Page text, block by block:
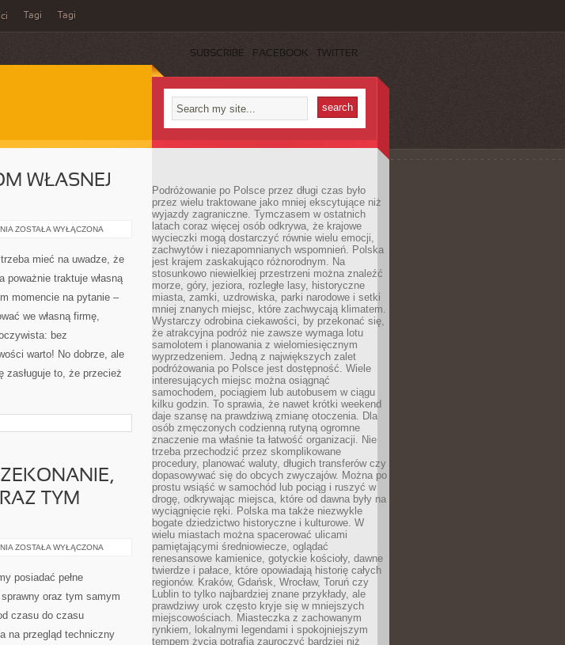
Tagi Tagi
SUBSCRIBE FACEBOOK TWITTER
WŁASNEJ
W
ZADBAĆ
O
WŁASNEJ
ZOSTAŁA WYŁĄCZONA
mieć na uwadze, że
poważnie traktuje własną
momencie na pytanie –
we własną firmę,
bez
warto! No dobrze, ale
zasługuje to, że przecież
TYM
PRAGNIEMY
PRZEKONANIE,
ŻE
JEST
ORAZ
SAMYM
BEZPIECZNY
ZOSTAŁA WYŁĄCZONA
posiadać pełne
oraz tym samym
czasu do czasu
na przegląd techniczny
Podróżowanie po Polsce przez długi czas było
przez wielu traktowane jako mniej ekscytujące niż
wyjazdy zagraniczne. Tymczasem w ostatnich
latach coraz więcej osób odkrywa, że krajowe
wycieczki mogą dostarczyć równie wielu emocji,
zachwytów i niezapomnianych wspomnień. Polska
jest krajem zaskakująco różnorodnym. Na
stosunkowo niewielkiej przestrzeni można znaleźć
morze, góry, jeziora, rozległe lasy, historyczne
miasta, zamki, uzdrowiska, parki narodowe i setki
mniej znanych miejsc, które zachwycają klimatem.
Wystarczy odrobina ciekawości, by przekonać się,
że atrakcyjna podróż nie zawsze wymaga lotu
samolotem i planowania z wielomiesięcznym
wyprzedzeniem. Jedną z największych zalet
podróżowania po Polsce jest dostępność. Wiele
interesujących miejsc można osiągnąć
samochodem, pociągiem lub autobusem w ciągu
kilku godzin. To sprawia, że nawet krótki weekend
daje szansę na prawdziwą zmianę otoczenia. Dla
osób zmęczonych codzienną rutyną ogromne
znaczenie ma właśnie ta łatwość organizacji. Nie
trzeba przechodzić przez skomplikowane
procedury, planować waluty, długich transferów czy
dopasowywać się do obcych zwyczajów. Można po
prostu wsiąść w samochód lub pociąg i ruszyć w
drogę, odkrywając miejsca, które od dawna były na
wyciągnięcie ręki. Polska ma także niezwykle
bogate dziedzictwo historyczne i kulturowe. W
wielu miastach można spacerować ulicami
pamiętającymi średniowiecze, oglądać
renesansowe kamienice, gotyckie kościoły, dawne
twierdze i pałace, które opowiadają historię całych
regionów. Kraków, Gdańsk, Wrocław, Toruń czy
Lublin to tylko najbardziej znane przykłady, ale
prawdziwy urok często kryje się w mniejszych
miejscowościach. Miasteczka z zachowanym
rynkiem, lokalnymi legendami i spokojniejszym
tempem życia potrafią zauroczyć bardziej niż